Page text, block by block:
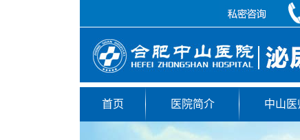
首页 医院简介 中山医